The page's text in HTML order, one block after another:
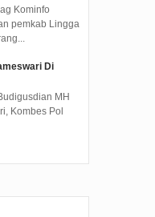
Kominfo
pemkab Lingga
Di
MH
Kombes Pol